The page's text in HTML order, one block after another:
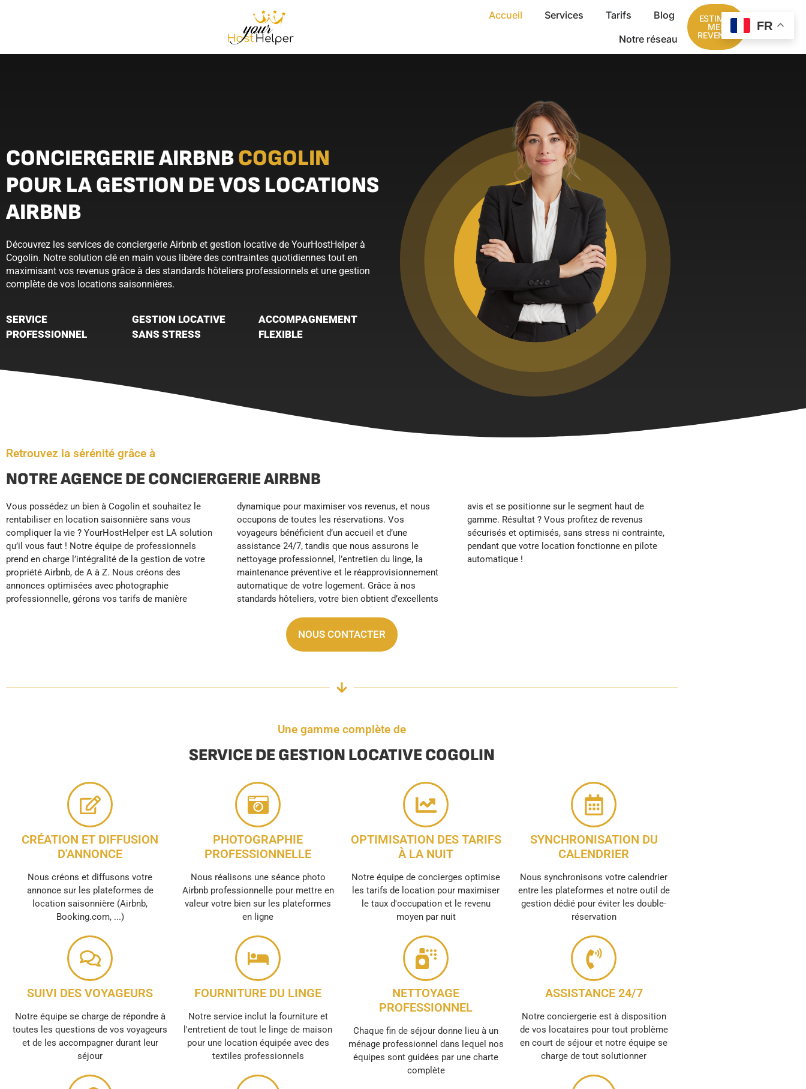
Accueil Services Tarifs
Blog
Notre réseau
ESTIMER
MES
REVENUS
CONCIERGERIE AIRBNBCOGOLIN
POUR LA GESTION DE VOS LOCATIONS
AIRBNB
Découvrez les services de conciergerie Airbnb et gestion locative de YourHostHelper à
Cogolin. Notre solution clé en main vous libère des contraintes quotidiennes tout en
maximisant vos revenus grâce à des standards hôteliers professionnels et une gestion
complète de vos locations saisonnières.
SERVICE
PROFESSIONNEL
GESTION LOCATIVE
SANS STRESS
ACCOMPAGNEMENT
FLEXIBLE
Retrouvez la sérénité grâce à
NOTRE AGENCE DE CONCIERGERIE AIRBNB
Vous possédez un bien à Cogolin et souhaitez le
rentabiliser en location saisonnière sans vous
compliquer la vie ? YourHostHelper est LA solution
qu’il vous faut ! Notre équipe de professionnels
prend en charge l’intégralité de la gestion de votre
propriété Airbnb, de A à Z. Nous créons des
annonces optimisées avec photographie
professionnelle, gérons vos tarifs de manière
dynamique pour maximiser vos revenus, et nous
occupons de toutes les réservations. Vos
voyageurs bénéficient d’un accueil et d’une
assistance 24/7, tandis que nous assurons le
nettoyage professionnel, l’entretien du linge, la
maintenance préventive et le réapprovisionnement
automatique de votre logement. Grâce à nos
standards hôteliers, votre bien obtient d’excellents
avis et se positionne sur le segment haut de
gamme. Résultat ? Vous profitez de revenus
sécurisés et optimisés, sans stress ni contrainte,
pendant que votre location fonctionne en pilote
automatique !
NOUS CONTACTER
Une gamme complète de
SERVICE DE GESTION LOCATIVE COGOLIN
CRÉATION ET DIFFUSION
D'ANNONCE
Nous créons et diffusons votre
annonce sur les plateformes de
location saisonnière (Airbnb,
Booking.com, ...)
SUIVI DES VOYAGEURS
Notre équipe se charge de répondre à
toutes les questions de vos voyageurs
et de les accompagner durant leur
séjour
PHOTOGRAPHIE
PROFESSIONNELLE
Nous réalisons une séance photo
Airbnb professionnelle pour mettre en
valeur votre bien sur les plateformes
en ligne
FOURNITURE DU LINGE
Notre service inclut la fourniture et
l'entretient de tout le linge de maison
pour une location équipée avec des
textiles professionnels
OPTIMISATION DES TARIFS
À LA NUIT
Notre équipe de concierges optimise
les tarifs de location pour maximiser
le taux d'occupation et le revenu
moyen par nuit
NETTOYAGE
PROFESSIONNEL
Chaque fin de séjour donne lieu à un
ménage professionnel dans lequel nos
équipes sont guidées par une charte
complète
SYNCHRONISATION DU
CALENDRIER
Nous synchronisons votre calendrier
entre les plateformes et notre outil de
gestion dédié pour éviter les double-
réservation
ASSISTANCE 24/7
Notre conciergerie est à disposition
de vos locataires pour tout problème
en court de séjour et notre équipe se
charge de tout solutionner
FR